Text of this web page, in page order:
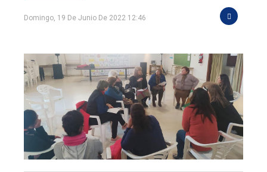
Domingo, 19 De Junio De 2022 12:46